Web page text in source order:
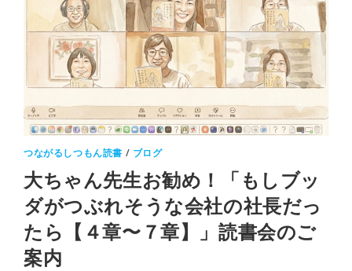
つながるしつもん読書 / ブログ
大ちゃん先生お勧め！「もしブッ
ダがつぶれそうな会社の社長だっ
たら【４章〜７章】」読書会のご
案内